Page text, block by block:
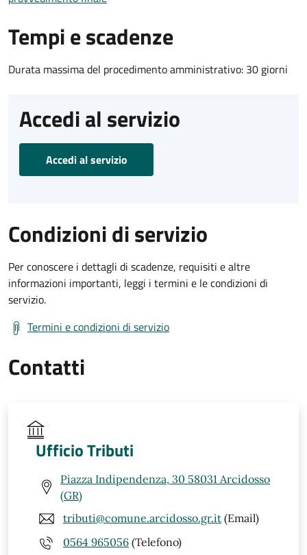
Tempi e scadenze
Durata massima del procedimento amministrativo: 30 giorni
Accedi al servizio
Accedi al servizio
Condizioni di servizio
Per conoscere i dettagli di scadenze, requisiti e altre
informazioni importanti, leggi i termini e le condizioni di
servizio.
Termini e condizioni di servizio
Contatti
Ufficio Tributi
Piazza Indipendenza, 30 58031 Arcidosso
(GR)
tributi@comune.arcidosso.gr.it (Email)
0564 965056 (Telefono)